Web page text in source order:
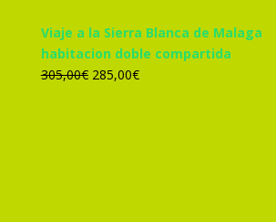
Viaje a la Sierra Blanca de Malaga
habitacion doble compartida
305,00€ El
285,00€El